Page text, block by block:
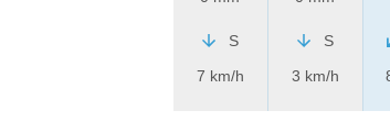
S
7 km/h
S
3 km/h